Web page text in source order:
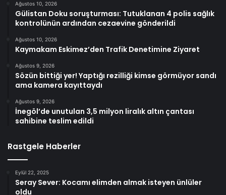
Ağustos 10, 2026
Gülistan Doku soruşturması: Tutuklanan 4 polis sağlık
kontrolünün ardından cezaevine gönderildi
Ağustos 10, 2026
Kaymakam Eskimez’den Trafik Denetimine Ziyaret
Ağustos 9, 2026
Sözün bittiği yer! Yaptığı rezilliği kimse görmüyor sandı
ama kamera kayıttaydı
Ağustos 9, 2026
İnegöl’de unutulan 3,5 milyon liralık altın çantası
sahibine teslim edildi
Rastgele Haberler
Eylül 22, 2025
Seray Sever: Kocamı elimden almak isteyen ünlüler
oldu